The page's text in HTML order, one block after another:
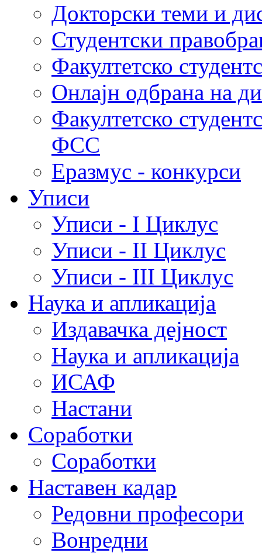
Докторски теми и
Студентски
Факултетско
Онлајн одбрана на
Факултетско
ФСС
Еразмус - конкурси
Уписи
Уписи - I Циклус
Уписи - II Циклус
Уписи - III Циклус
Наука и апликација
Издавачка дејност
Наука и апликација
ИСАФ
Настани
Соработки
Соработки
Наставен кадар
Редовни професори
Вонредни